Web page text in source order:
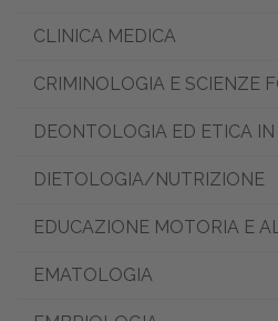
CLINICA MEDICA
CRIMINOLOGIA E SCIENZE
DEONTOLOGIA ED ETICA
DIETOLOGIA/NUTRIZIONE
EDUCAZIONE MOTORIA E
EMATOLOGIA